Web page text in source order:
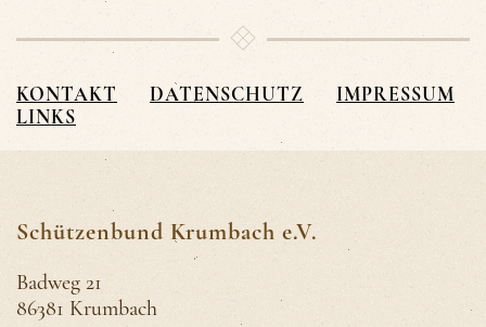
KONTAKT DATENSCHUTZ
IMPRESSUM
LINKS
Schützenbund Krumbach e.V.
Badweg 21
86381 Krumbach